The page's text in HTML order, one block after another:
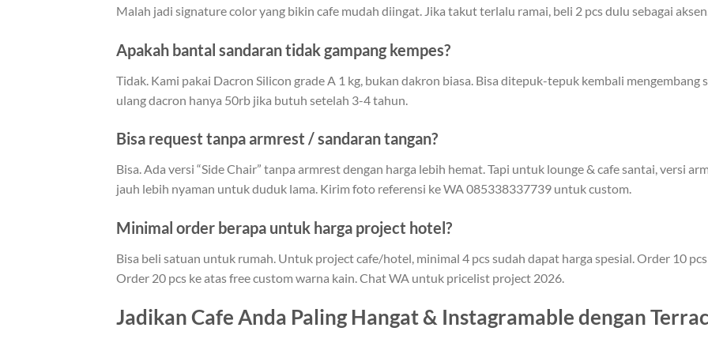
Malah jadi signature color yang bikin cafe mudah diingat. Jika takut terlalu ramai, beli 2 pcs dulu sebagai
Apakah bantal sandaran tidak gampang kempes?
Tidak. Kami pakai Dacron Silicon grade A 1 kg, bukan dakron biasa. Bisa ditepuk-tepuk kembali mengembang
ulang dacron hanya 50rb jika butuh setelah 3-4 tahun.
Bisa request tanpa armrest / sandaran tangan?
Bisa. Ada versi “Side Chair” tanpa armrest dengan harga lebih hemat. Tapi untuk lounge & cafe santai, versi
jauh lebih nyaman untuk duduk lama. Kirim foto referensi ke WA 085338337739 untuk custom.
Minimal order berapa untuk harga project hotel?
Bisa beli satuan untuk rumah. Untuk project cafe/hotel, minimal 4 pcs sudah dapat harga spesial. Order 10
Order 20 pcs ke atas free custom warna kain. Chat WA untuk pricelist project 2026.
Jadikan Cafe Anda Paling Hangat & Instagramable dengan